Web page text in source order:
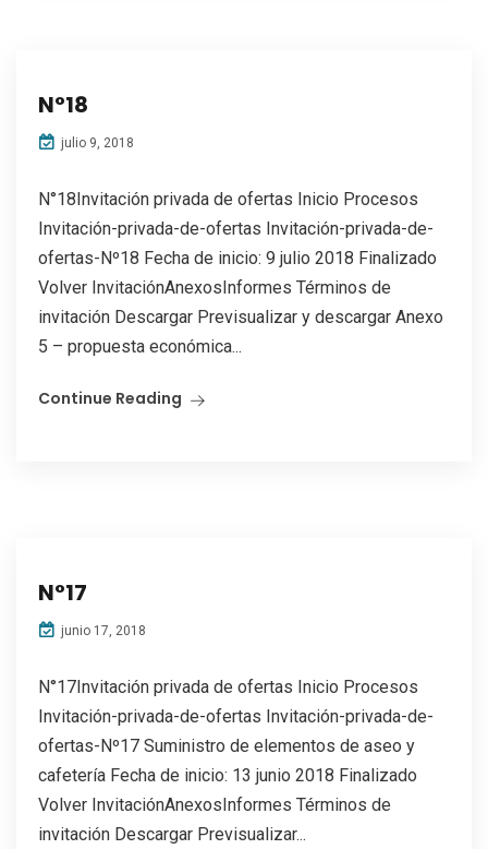
N°18
julio 9, 2018
N°18Invitación privada de ofertas Inicio Procesos
Invitación-privada-de-ofertas Invitación-privada-de-
ofertas-Nº18 Fecha de inicio: 9 julio 2018 Finalizado
Volver InvitaciónAnexosInformes Términos de
invitación Descargar Previsualizar y descargar Anexo
5 – propuesta económica...
Continue Reading
N°17
junio 17, 2018
N°17Invitación privada de ofertas Inicio Procesos
Invitación-privada-de-ofertas Invitación-privada-de-
ofertas-Nº17 Suministro de elementos de aseo y
cafetería Fecha de inicio: 13 junio 2018 Finalizado
Volver InvitaciónAnexosInformes Términos de
invitación Descargar Previsualizar...